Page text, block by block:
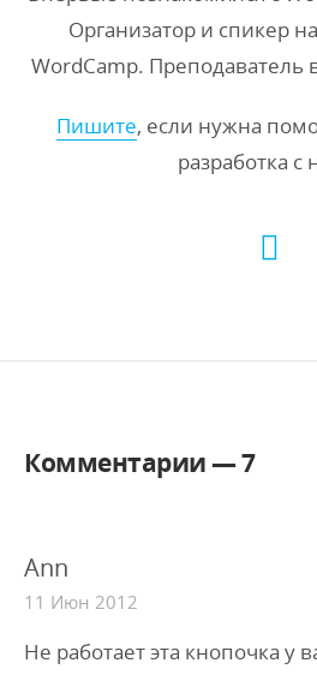
Организатор и спикер
WordCamp. Преподаватель
Пишите, если нужна
разработка с
Комментарии —7
Ann
11 Июн 2012
Не работает эта кнопочка у